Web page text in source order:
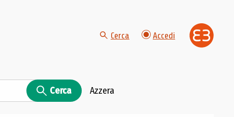
Cerca Accedi
Cerca Azzera